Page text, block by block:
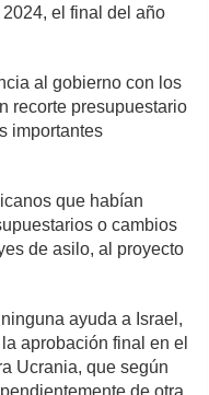
el final del año
al gobierno con los
recorte presupuestario
importantes
que habían
o cambios
de asilo, al proyecto
ayuda a Israel,
aprobación final en el
Ucrania, que según